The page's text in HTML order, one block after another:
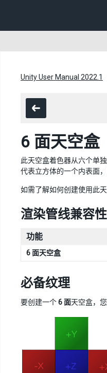
Unity User Manual 2022.1
6 面天空盒
此天空盒着色器从六个单
代表立方体的一个内表面
如需了解如何创建使用此
渲染管线兼容性
功能
6 面天空盒
必备纹理
要创建一个6 面天空盒，